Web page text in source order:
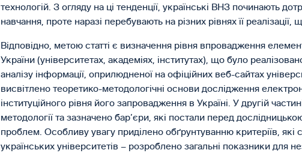
технологій. З огляду на ці тенденції, українські ВНЗ починають
навчання, проте наразі перебувають на різних рівнях її
Відповідно, метою статті є визначення рівня впровадження
України (університетах, академіях, інститутах), що було
аналізу інформації, оприлюдненої на офіційних веб-сайтах
висвітлено теоретико-методологічні основи дослідження
інституційного рівня його запровадження в Україні. У другій
методології та зазначено бар’єри, які постали перед
проблем. Особливу увагу приділено обґрунтуванню критеріїв, які
українських університетів – розроблено загальні показники для